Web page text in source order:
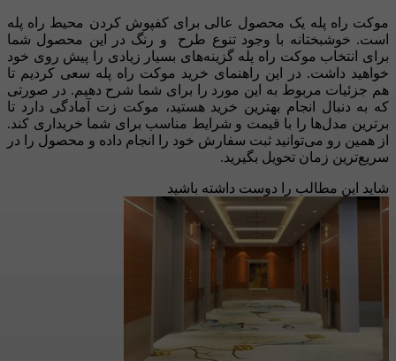
موکت راه پله یک محصول عالی برای کفپوش کردن محیط راه پله
است. خوشبختانه با وجود تنوع طرح
و رنگ در این محصول شما
برای انتخاب موکت راه پله گزینه‌های بسیار زیادی را پیش روی خود
خواهید داشت. در این راهنمای خرید موکت راه پله سعی کردیم تا
هم جزئیات مربوط به این مورد را برای شما شرح دهیم. در صورتی
که به دنبال انجام بهترین خرید هستید، موکت زت آمادگی دارد تا
برترین مدل‌ها را با قیمت و شرایط مناسب برای شما خریداری کند.
از همین رو می‌توانید ثبت سفارش خود را انجام داده و محصول را در
سریع‌ترین زمان تحویل بگیرید.
شاید این مطالب را دوست داشته باشید